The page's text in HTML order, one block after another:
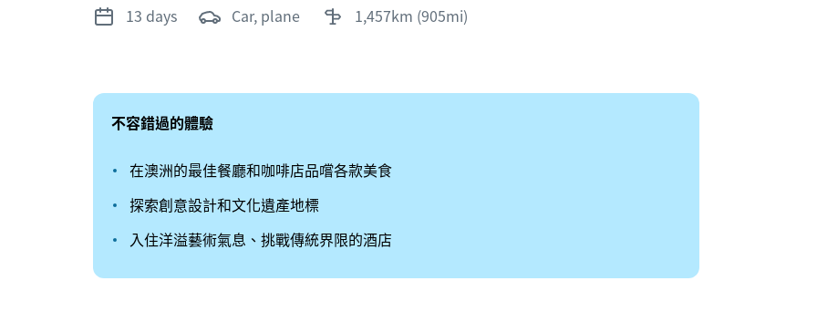
13 days car, plane 1,457km (905mi)
不容錯過的體驗
在澳洲的最佳餐廳和咖啡店品嚐各款美食
探索創意設計和文化遺產地標
入住洋溢藝術氣息、挑戰傳統界限的酒店